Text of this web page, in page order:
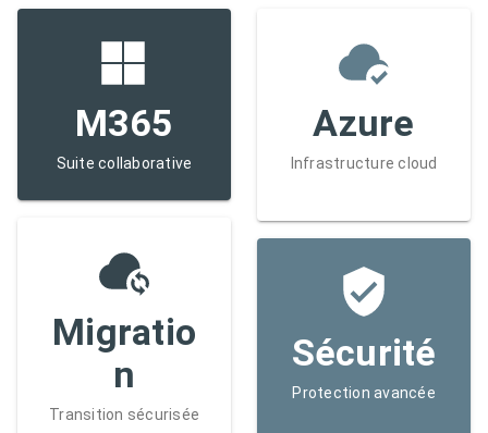
M365
Suite collaborative
Migratio
n
Transition sécurisée
Azure
Infrastructure cloud
Sécurité
Protection avancée